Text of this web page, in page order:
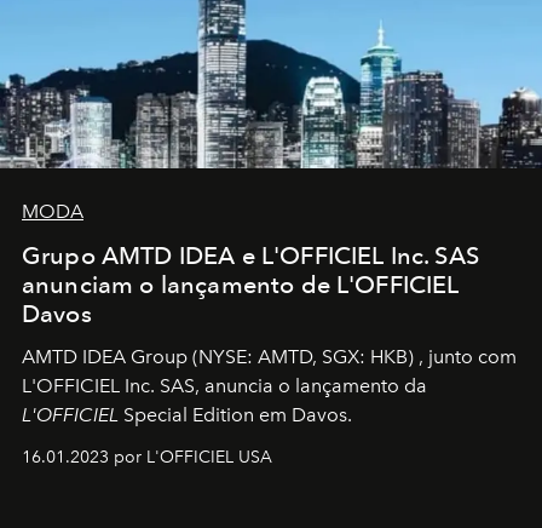
MODA
Grupo AMTD IDEA e L'OFFICIEL Inc. SAS
anunciam o lançamento de L'OFFICIEL
Davos
AMTD IDEA Group (NYSE: AMTD, SGX: HKB) , junto com
L'OFFICIEL Inc. SAS, anuncia o lançamento da
L'OFFICIEL Special Edition em Davos.
16.01.2023 por L'OFFICIEL USA